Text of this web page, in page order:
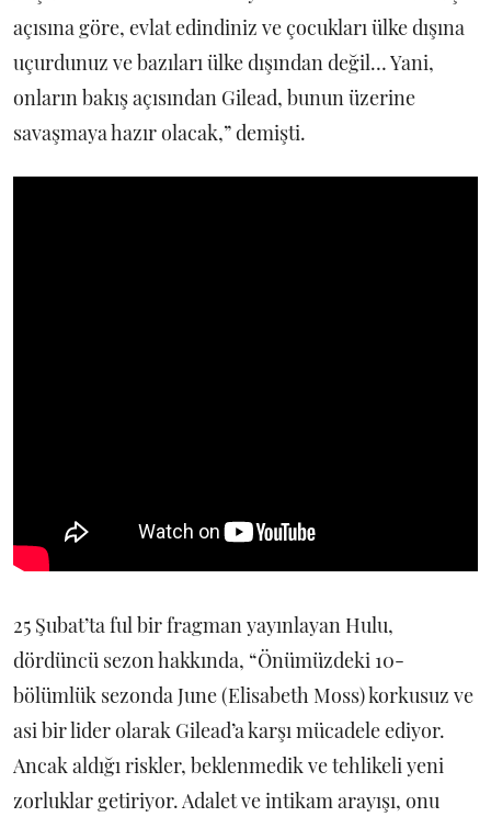
açısına göre, evlat edindiniz ve çocukları ülke dışına
uçurdunuz ve bazıları ülke dışından değil… Yani,
onların bakış açısından Gilead, bunun üzerine
savaşmaya hazır olacak,” demişti.
25 Şubat’ta ful bir fragman yayınlayan Hulu,
dördüncü sezon hakkında, “Önümüzdeki 10-
bölümlük sezonda June (Elisabeth Moss) korkusuz ve
asi bir lider olarak Gilead’a karşı mücadele ediyor.
Ancak aldığı riskler, beklenmedik ve tehlikeli yeni
zorluklar getiriyor. Adalet ve intikam arayışı, onu